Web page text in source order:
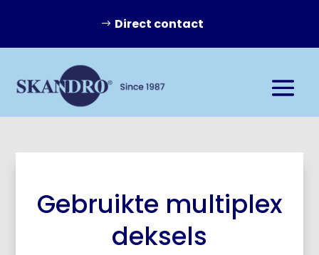
Direct contact
Gebruikte multiplex
deksels